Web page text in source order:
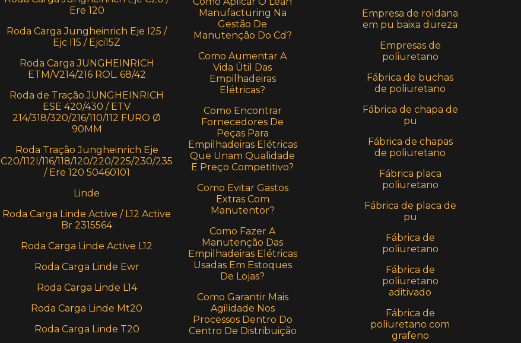
Ere 120
Roda Carga Jungheinrich Eje I25 /
Ejc I15 / Ejci15Z
Roda Carga JUNGHEINRICH
ETM/V214/216 ROL. 68/42
Roda de Tração JUNGHEINRICH
ESE 420/430 / ETV
214/318/320/216/110/112 FURO Ø
90MM
Roda Tração Jungheinrich Eje
C20/112I/116/118/120/220/225/230/235
/ Ere 120 50460101
Linde
Roda Carga Linde Active / L12 Active
Br 2315564
Roda Carga Linde Active L12
Roda Carga Linde Ewr
Roda Carga Linde L14
Roda Carga Linde Mt20
Roda Carga Linde T20
Manufacturing Na
Gestão De
Manutenção Do Cd?
Como Aumentar A
Vida Útil Das
Empilhadeiras
Elétricas?
Como Encontrar
Fornecedores De
Peças Para
Empilhadeiras Elétricas
Que Unam Qualidade
E Preço Competitivo?
Como Evitar Gastos
Extras Com
Manutentor?
Como Fazer A
Manutenção Das
Empilhadeiras Elétricas
Usadas Em Estoques
De Lojas?
Como Garantir Mais
Agilidade Nos
Processos Dentro Do
Centro De Distribuição
Empresa de roldana
em pu baixa dureza
Empresas de
poliuretano
Fábrica de buchas
de poliuretano
Fábrica de chapa de
pu
Fábrica de chapas
de poliuretano
Fábrica placa
poliuretano
Fábrica de placa de
pu
Fábrica de
poliuretano
Fábrica de
poliuretano
aditivado
Fábrica de
poliuretano com
grafeno